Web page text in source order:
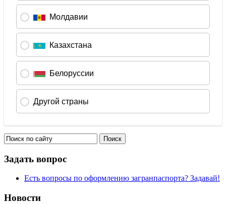
Задать вопрос
Есть вопросы по оформлению загранпаспорта? Задавай!
Новости